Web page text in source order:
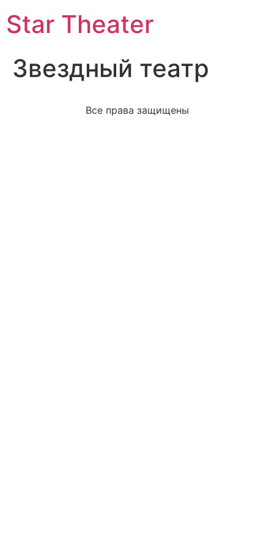
Star Theater
Звездный театр
Все права защищены